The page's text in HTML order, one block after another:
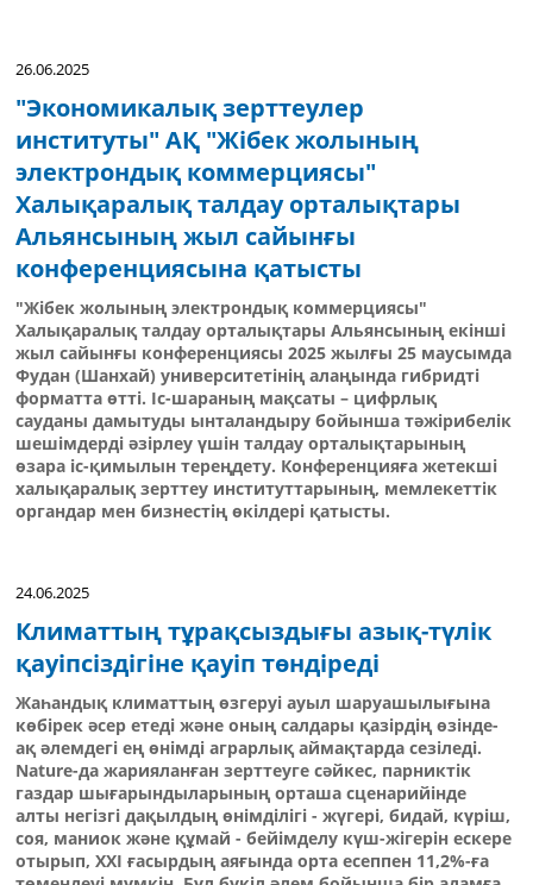
26.06.2025
"Экономикалық зерттеулер
институты" АҚ "Жібек жолының
электрондық коммерциясы"
Халықаралық талдау орталықтары
Альянсының жыл сайынғы
конференциясына қатысты
"Жібек жолының электрондық коммерциясы"
Халықаралық талдау орталықтары Альянсының екінші
жыл сайынғы конференциясы 2025 жылғы 25 маусымда
Фудан (Шанхай) университетінің алаңында гибридті
форматта өтті. Іс-шараның мақсаты – цифрлық
сауданы дамытуды ынталандыру бойынша тәжірибелік
шешімдерді әзірлеу үшін талдау орталықтарының
өзара іс-қимылын тереңдету. Конференцияға жетекші
халықаралық зерттеу институттарының, мемлекеттік
органдар мен бизнестің өкілдері қатысты.
24.06.2025
Климаттың тұрақсыздығы азық-түлік
қауіпсіздігіне қауіп төндіреді
Жаһандық климаттың өзгеруі ауыл шаруашылығына
көбірек әсер етеді және оның салдары қазірдің өзінде-
ақ әлемдегі ең өнімді аграрлық аймақтарда сезіледі.
Nature-да жарияланған зерттеуге сәйкес, парниктік
газдар шығарындыларының орташа сценарийінде
алты негізгі дақылдың өнімділігі - жүгері, бидай, күріш,
соя, маниок және құмай - бейімделу күш-жігерін ескере
отырып, ХХІ ғасырдың аяғында орта есеппен 11,2%-ға